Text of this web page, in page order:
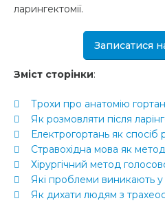
ларингектомії.
Записатися
Зміст сторінки:
Трохи про анатомію
Як розмовляти після
Електрогортань як спосіб
Стравохідна мова як
Хірургічний метод
Які проблеми виникають
Як дихати людям з